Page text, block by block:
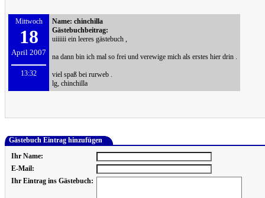
Mittwoch
18
April 2007
13:32
Name: chinchilla
Gästebuchbeitrag:
uiiiiii ein leeres gästebuch ,
na dann bin ich mal so frei und verewige mich als erstes hier drin .
viel spaß bei rurweb .
lg, chinchilla
Gästebuch Eintrag hinzufügen
Ihr Name:
E-Mail:
Ihr Eintrag ins Gästebuch: